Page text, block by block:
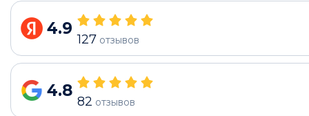
4.9
127 отзывов
4.8
82 отзывов